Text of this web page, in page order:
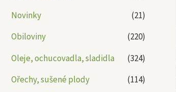
Novinky
(21)
Obiloviny
(220)
Oleje, ochucovadla, sladidla
(324)
Ořechy, sušené plody
(114)